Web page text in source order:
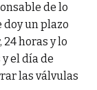
de lo
doy un plazo
horas y lo
el día de
las válvulas